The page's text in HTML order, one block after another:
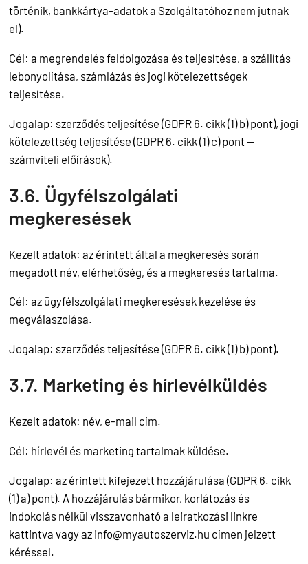
történik, bankkártya-adatok a Szolgáltatóhoz nem jutnak
el).
Cél: a megrendelés feldolgozása és teljesítése, a szállítás
lebonyolítása, számlázás és jogi kötelezettségek
teljesítése.
Jogalap: szerződés teljesítése (GDPR 6. cikk (1) b) pont), jogi
kötelezettség teljesítése (GDPR 6. cikk (1) c) pont —
számviteli előírások).
3.6. Ügyfélszolgálati
megkeresések
Kezelt adatok: az érintett által a megkeresés során
megadott név, elérhetőség, és a megkeresés tartalma.
Cél: az ügyfélszolgálati megkeresések kezelése és
megválaszolása.
Jogalap: szerződés teljesítése (GDPR 6. cikk (1) b) pont).
3.7. Marketing és hírlevélküldés
Kezelt adatok: név, e-mail cím.
Cél: hírlevél és marketing tartalmak küldése.
Jogalap: az érintett kifejezett hozzájárulása (GDPR 6. cikk
(1) a) pont). A hozzájárulás bármikor, korlátozás és
indokolás nélkül visszavonható a leiratkozási linkre
kattintva vagy az info@myautoszerviz.hu címen jelzett
kéréssel.